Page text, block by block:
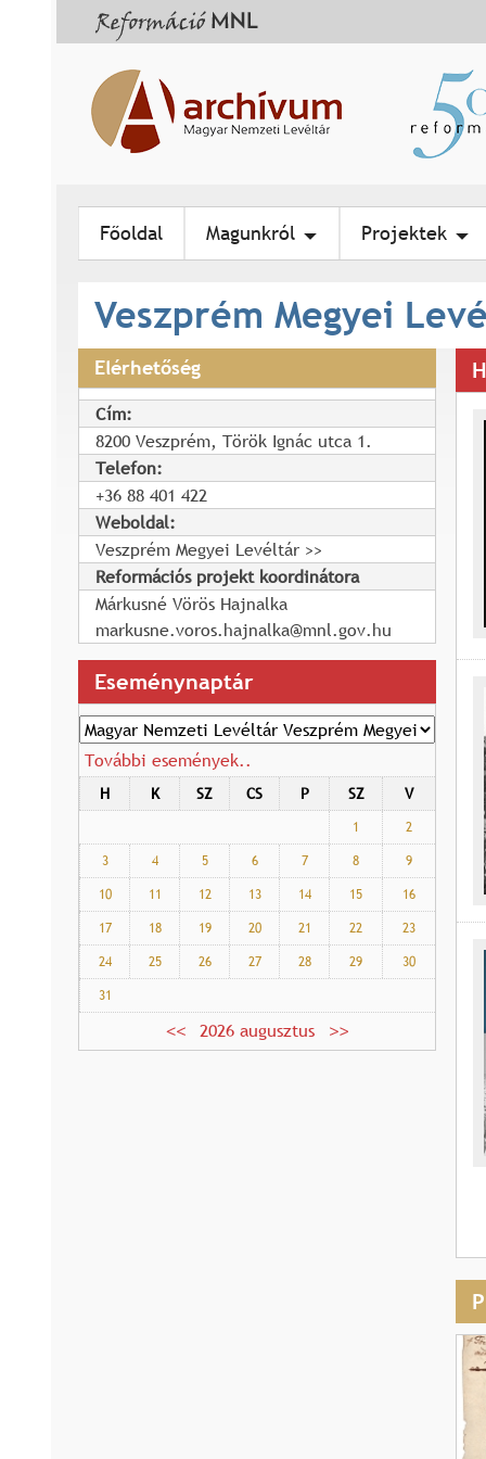
Főoldal Magunkról Projektek
Veszprém Megyei
Elérhetőség
Cím:
8200 Veszprém, Török Ignác utca 1.
Telefon:
+36 88 401 422
Weboldal:
Veszprém Megyei Levéltár
Reformációs projekt koordinátora
Márkusné Vörös Hajnalka
markusne.voros.hajnalka@mnl.gov.hu
Eseménynaptár
További események..
H K SZ CS P SZ
V
1
2
3
4 5 6 7 8
9
10
11 12 13 14 15
16
17
18 19 20 21 22
23
24
25 26 27 28 29
30
31
2026 augusztus
l
d
a
l